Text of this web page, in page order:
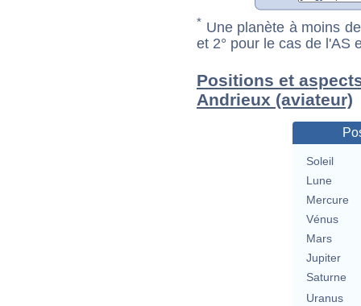
* Une planète à moins
et 2° pour le cas de l'AS
Positions et
Andrieux (aviateur)
Soleil
Lune
Mercure
Vénus
Mars
Jupiter
Saturne
Uranus